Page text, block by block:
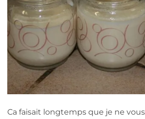
Ca faisait longtemps que je ne